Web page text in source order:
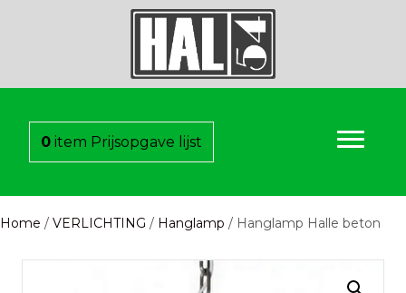
0 item Prijsopgave lijst
Home / VERLICHTING / Hanglamp / Hanglamp Halle beton